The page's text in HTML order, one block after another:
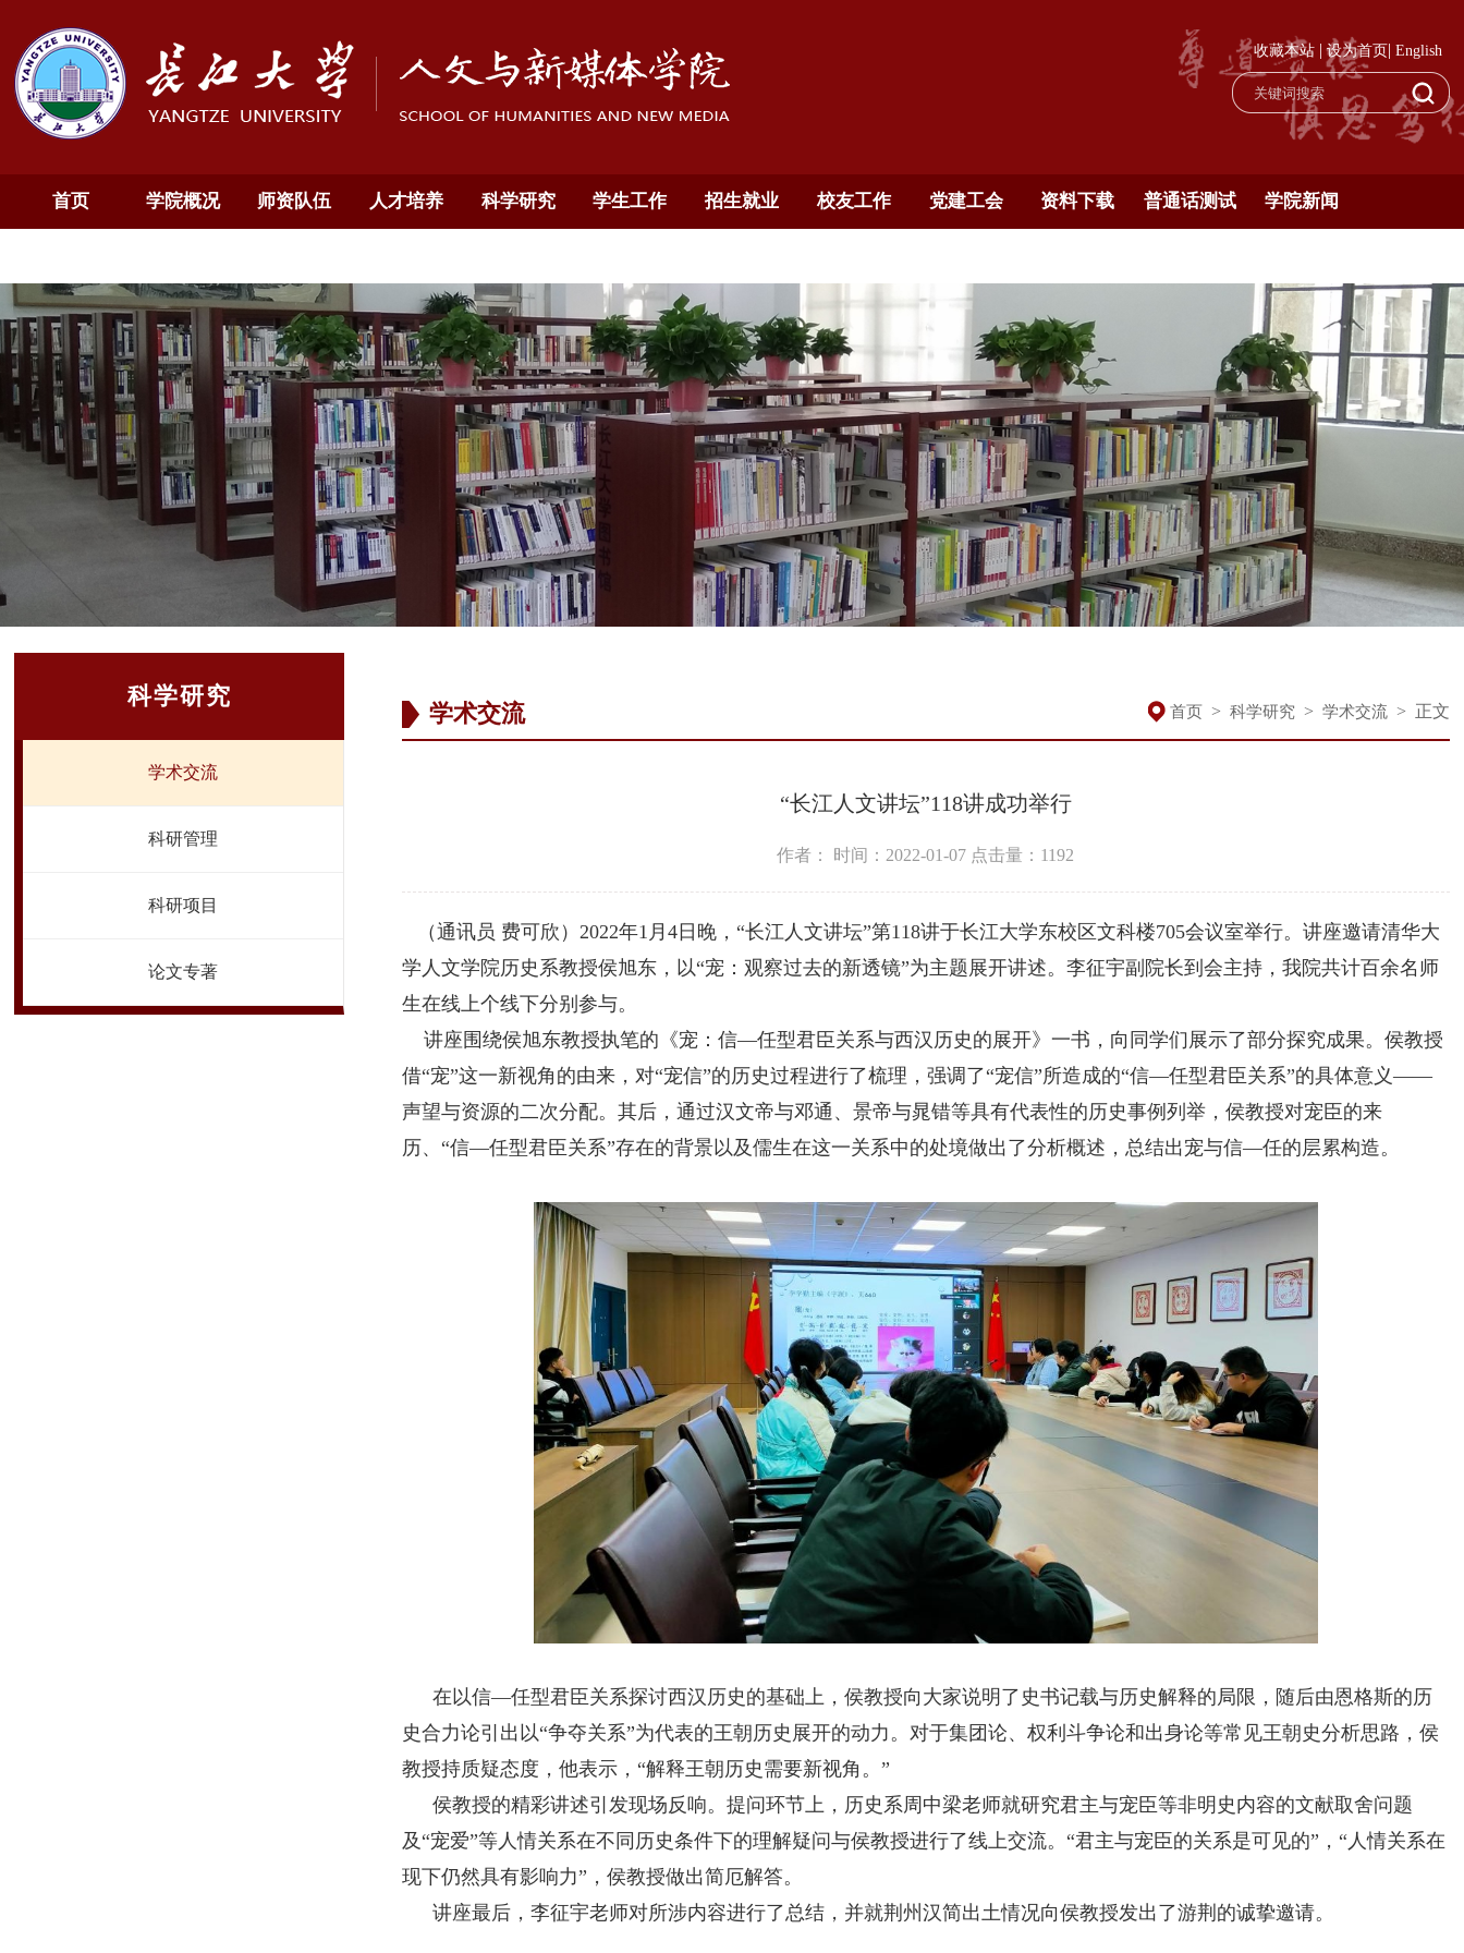
收藏本站|设为首页| English
首页 学院概况 师资队伍 人才培养 科学研究 学生工作 招生就业 校友工作 党建工会 资料下载 普通话测试 学院新闻
科学研究
学术交流
科研管理
科研项目
论文专著
学术交流 首页 > 科学研究 > 学术交流 > 正文
“长江人文讲坛”118讲成功举行
作者： 时间：2022-01-07 点击量： 1192
（通讯员 费可欣）2022年1月4日晚，“长江人文讲坛”第118讲于长江大学东校区文科楼705会议室举行。讲座邀请清华大
学人文学院历史系教授侯旭东，以“宠：观察过去的新透镜”为主题展开讲述。李征宇副院长到会主持，我院共计百余名师
生在线上个线下分别参与。
讲座围绕侯旭东教授执笔的《宠：信—任型君臣关系与西汉历史的展开》一书，向同学们展示了部分探究成果。侯教授
借“宠”这一新视角的由来，对“宠信”的历史过程进行了梳理，强调了“宠信”所造成的“信—任型君臣关系”的具体意义——
声望与资源的二次分配。其后，通过汉文帝与邓通、景帝与晁错等具有代表性的历史事例列举，侯教授对宠臣的来
历、“信—任型君臣关系”存在的背景以及儒生在这一关系中的处境做出了分析概述，总结出宠与信—任的层累构造。
在以信—任型君臣关系探讨西汉历史的基础上，侯教授向大家说明了史书记载与历史解释的局限，随后由恩格斯的历
史合力论引出以“争夺关系”为代表的王朝历史展开的动力。对于集团论、权利斗争论和出身论等常见王朝史分析思路，侯
教授持质疑态度，他表示， “解释王朝历史需要新视角。”
侯教授的精彩讲述引发现场反响。提问环节上，历史系周中梁老师就研究君主与宠臣等非明史内容的文献取舍问题
及“宠爱”等人情关系在不同历史条件下的理解疑问与侯教授进行了线上交流。“君主与宠臣的关系是可见的”，“人情关系在
现下仍然具有影响力”，侯教授做出简厄解答。
讲座最后，李征宇老师对所涉内容进行了总结，并就荆州汉简出土情况向侯教授发出了游荆的诚挚邀请。